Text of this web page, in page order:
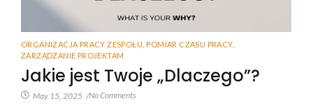
ORGANIZACJA PRACY ZESPOŁU POMIAR CZASU PRACY,
ZARZĄDZANIE PROJEKTAM
Jakie jest Twoje „Dlaczego”?
May 15, 2025 /No Comments